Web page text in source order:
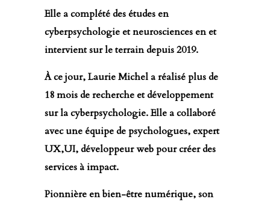
Elle a complété des études en
cyberpsychologie et neurosciences en et
intervient sur le terrain depuis 2019.
À ce jour, Laurie Michel a réalisé plus de
18 mois de recherche et développement
sur la cyberpsychologie. Elle a collaboré
avec une équipe de psychologues, expert
UX,UI, développeur web pour créer des
services à impact.
Pionnière en bien-être numérique, son